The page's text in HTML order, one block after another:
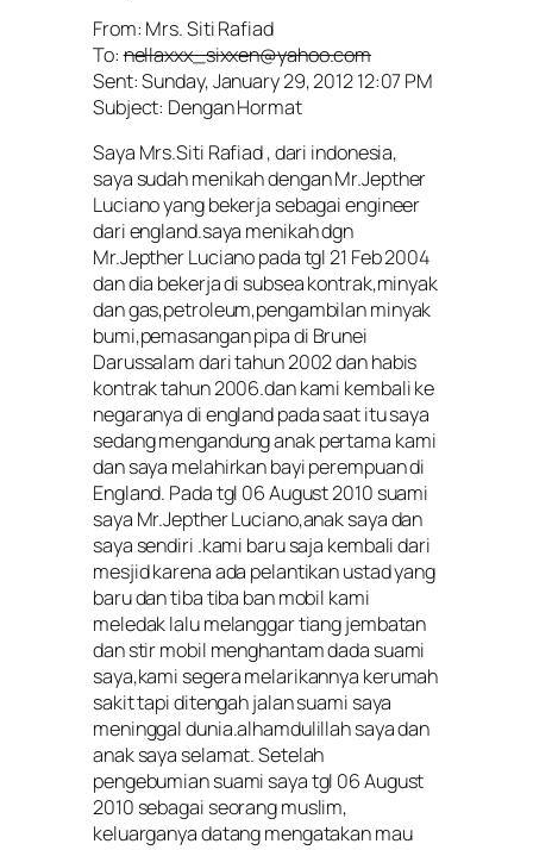
From: Mrs. Siti Rafiad
To:nellaxxx_sixxen@yahoo.com
Sent: Sunday, January 29, 2012 12:07 PM
Subject: Dengan Hormat
Saya Mrs.Siti Rafiad , dari indonesia,
saya sudah menikah dengan Mr.Jepther
Luciano yang bekerja sebagai engineer
dari england.saya menikah dgn
Mr.Jepther Luciano pada tgl 21 Feb 2004
dan dia bekerja di subsea kontrak,minyak
dan gas,petroleum,pengambilan minyak
bumi,pemasangan pipa di Brunei
Darussalam dari tahun 2002 dan habis
kontrak tahun 2006.dan kami kembali ke
negaranya di england pada saat itu saya
sedang mengandung anak pertama kami
dan saya melahirkan bayi perempuan di
England. Pada tgl 06 August 2010 suami
saya Mr.Jepther Luciano,anak saya dan
saya sendiri .kami baru saja kembali dari
mesjid karena ada pelantikan ustad yang
baru dan tiba tiba ban mobil kami
meledak lalu melanggar tiang jembatan
dan stir mobil menghantam dada suami
saya,kami segera melarikannya kerumah
sakit tapi ditengah jalan suami saya
meninggal dunia.alhamdulillah saya dan
anak saya selamat. Setelah
pengebumian suami saya tgl 06 August
2010 sebagai seorang muslim,
keluarganya datang mengatakan mau